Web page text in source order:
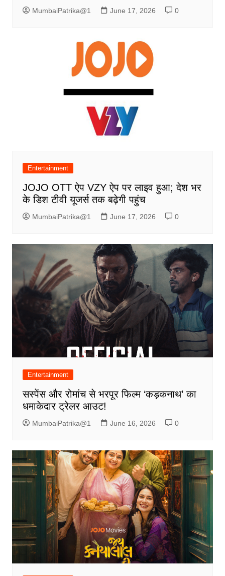
MumbaiPatrika@1 June 17, 2026 0
Entertainment
JOJO OTT ऐप VZY ऐप पर लाइव हुआ; देश भर
के डिश टीवी यूजर्स तक बढ़ेगी पहुंच
MumbaiPatrika@1 June 17, 2026 0
Entertainment
सस्पेंस और रोमांच से भरपूर फिल्म ‘कड़कनाथ’ का
धमाकेदार ट्रेलर आउट!
MumbaiPatrika@1 June 16, 2026 0